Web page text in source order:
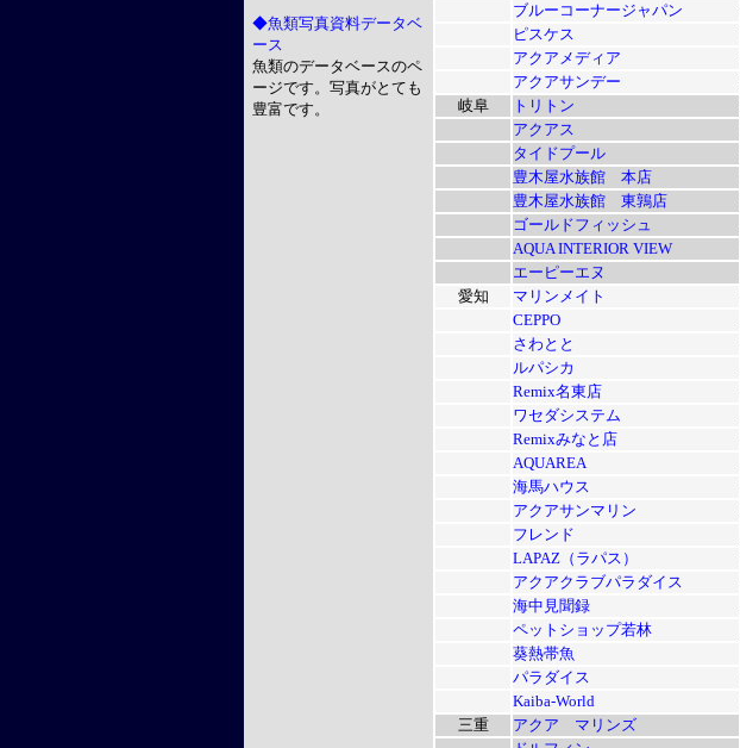
◆魚類写真資料データベ
ース
魚類のデータベースのペ
ージです。写真がとても
豊富です。
ブルーコーナージャパン
ピスケス
アクアメディア
アクアサンデー
岐阜
トリトン
アクアス
タイドプール
豊木屋水族館 本店
豊木屋水族館 東鶉店
ゴールドフィッシュ
AQUA INTERIOR VIEW
エーピーエヌ
愛知
マリンメイト
CEPPO
さわとと
ルパシカ
Remix名東店
ワセダシステム
Remixみなと店
AQUAREA
海馬ハウス
アクアサンマリン
フレンド
LAPAZ（ラパス）
アクアクラブパラダイス
海中見聞録
ペットショップ若林
葵熱帯魚
パラダイス
Kaiba-World
三重
アクア マリンズ